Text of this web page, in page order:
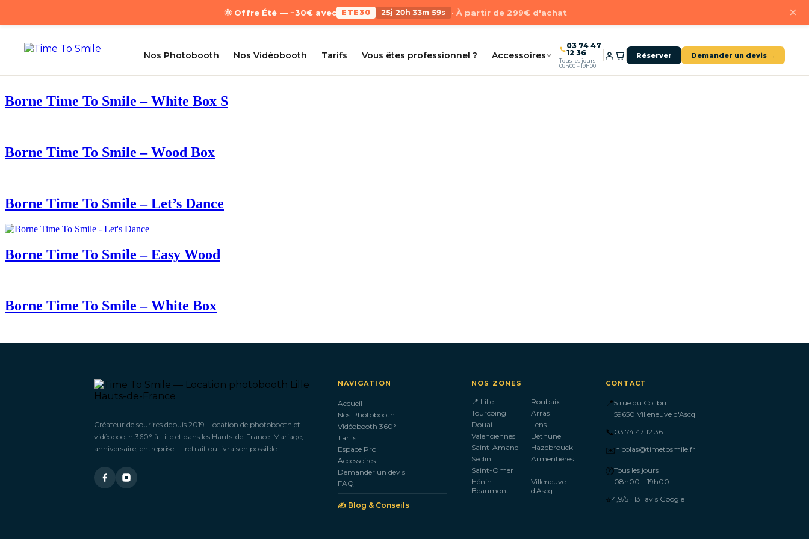
🌞 Offre Été — −30€ avec ETE30 25j 20h 33m 59s · À partir de 299€ d'achat ×
Nos Photobooth Nos Vidéobooth Tarifs Vous êtes professionnel ? Accessoires
03 74 47
12 36
Tous les jours ·
08h00 – 19h00
Réserver Demander un devis →
Borne Time To Smile – White Box S
Borne Time To Smile – Wood Box
Borne Time To Smile – Let’s Dance
Borne Time To Smile – Easy Wood
Borne Time To Smile – White Box
Créateur de sourires depuis 2019. Location de photobooth et
vidéobooth 360° à Lille et dans les Hauts-de-France. Mariage,
anniversaire, entreprise — retrait ou livraison possible.
NAVIGATION
Accueil
Nos Photobooth
Vidéobooth 360°
Tarifs
Espace Pro
Accessoires
Demander un devis
FAQ
✍️ Blog & Conseils
NOS ZONES
📍 Lille
Roubaix
Tourcoing
Arras
Douai
Lens
Valenciennes
Béthune
Saint-Amand
Hazebrouck
Seclin
Armentières
Saint-Omer
Hénin-
Beaumont
Villeneuve
d'Ascq
CONTACT
📍5 rue du Colibri
59650 Villeneuve d'Ascq
📞 03 74 47 12 36
✉️nicolas@timetosmile.fr
🕐Tous les jours
08h00 – 19h00
⭐4,9/5 · 131 avis Google